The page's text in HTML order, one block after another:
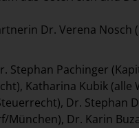
Dr. Verena Nosch
Stephan Pachinger
Katharina Kubik (alle
Dr. Stephan
München), Dr. Karin